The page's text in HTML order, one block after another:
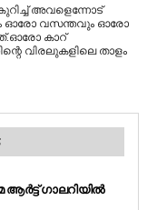
അവളെന്നോട്
ഓരോ വസന്തവും ഓരോ
കാറ്
വിരലുകളിലെ താളം
ആർട്ട് ഗാലറിയിൽ